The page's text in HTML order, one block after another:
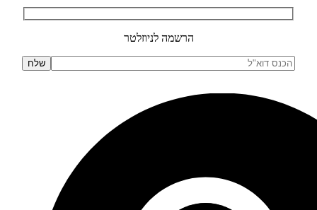
הרשמה לניוזלטר